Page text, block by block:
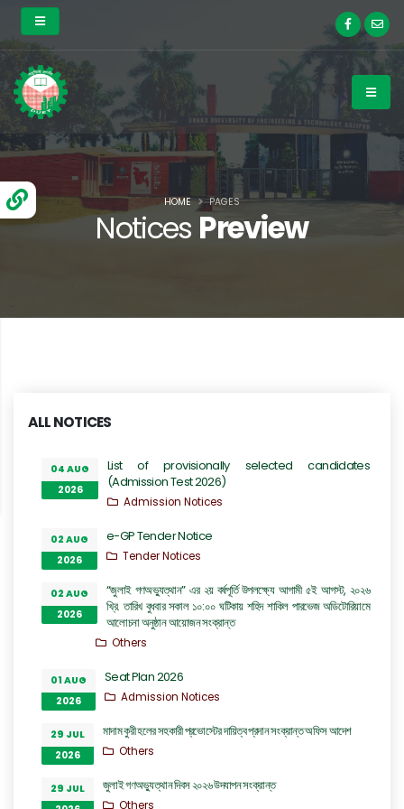
Notices Preview
HOME PAGES
ALL NOTICES
04 AUG
2026
List of provisionally selected candidates
(Admission Test 2026)
Admission Notices
02 AUG
2026
e-GP Tender Notice
Tender Notices
02 AUG
2026
“জুলাই গণঅভ্যুত্থান” এর ২য় বর্ষপূর্তি উপলক্ষ্যে আগামী ৫ই আগস্ট, ২০২৬
খ্রি. তারিখ বুধবার সকাল ১০:০০ ঘটিকায় শহিদ শাকিল পারভেজ অডিটোরিয়ামে
আলোচনা অনুষ্ঠান আয়োজন সংক্রান্ত
Others
01 AUG
2026
Seat Plan 2026
Admission Notices
29 JUL
2026
মাদাম কুরী হলের সহকারী প্রভোস্টের দায়িত্ব প্রদান সংক্রান্ত অফিস আদেশ
Others
29 JUL
জুলাই গণঅভ্যুত্থান দিবস ২০২৬ উদযাপন সংক্রান্ত
Others